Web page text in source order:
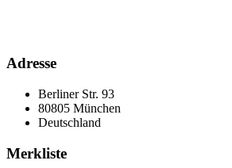
Adresse
Berliner Str. 93
80805 München
Deutschland
Merkliste